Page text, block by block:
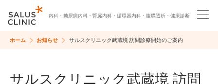
内科・ 糖尿病内科・ 腎臓内科・ 循環器内科・ 腹膜透析・ 健康診断
ホーム お知らせ サルスクリニック武蔵境 訪問診療開始のご案内
サルスクリニック武蔵境 訪問